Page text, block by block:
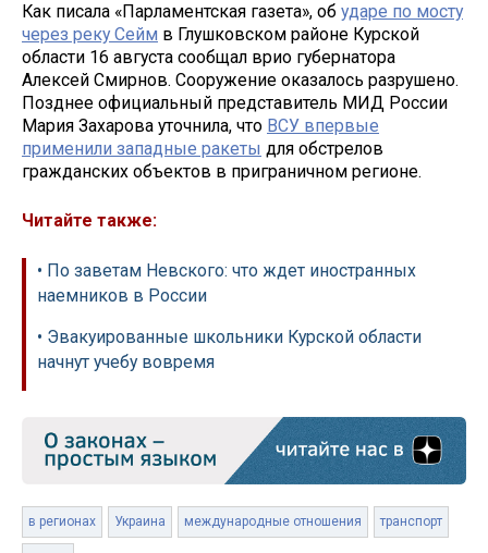
Как писала «Парламентская газета», об ударе по мосту
через реку Сейм в Глушковском районе Курской
области 16 августа сообщал врио губернатора
Алексей Смирнов. Сооружение оказалось разрушено.
Позднее официальный представитель МИД России
Мария Захарова уточнила, что ВСУ впервые
применили западные ракеты для обстрелов
гражданских объектов в приграничном регионе.
Читайте также:
• По заветам Невского: что ждет иностранных
наемников в России
• Эвакуированные школьники Курской области
начнут учебу вовремя
в регионах Украина международные отношения транспорт